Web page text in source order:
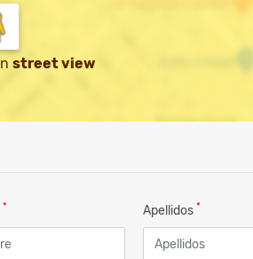
street view
* Apellidos *